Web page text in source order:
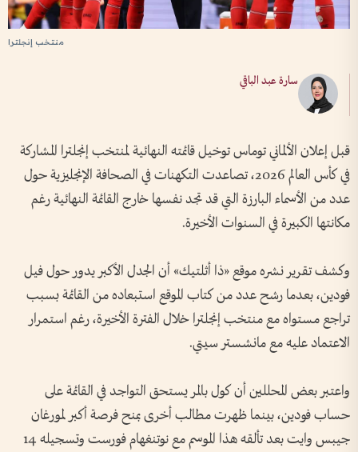
منتخب إنجلترا
سارة عبد الباقي
قبل إعلان الألماني توماس توخيل قائمته النهائية لمنتخب إنجلترا المشاركة
في كأس العالم 2026، تصاعدت التكهنات في الصحافة الإنجليزية حول
عدد من الأسماء البارزة التي قد تجد نفسها خارج القائمة النهائية رغم
مكانتها الكبيرة في السنوات الأخيرة.
وكشف تقرير نشره موقع «ذا أثلتيك» أن الجدل الأكبر يدور حول فيل
فودين، بعدما رشح عدد من كتاب الموقع استبعاده من القائمة بسبب
تراجع مستواه مع منتخب إنجلترا خلال الفترة الأخيرة، رغم استمرار
الاعتماد عليه مع مانشستر سيتي.
واعتبر بعض المحللين أن كول بالمر يستحق التواجد في القائمة على
حساب فودين، بينما ظهرت مطالب أخرى بمنح فرصة أكبر لمورغان
جيبس وايت بعد تألقه هذا الموسم مع نوتنغهام فورست وتسجيله 14